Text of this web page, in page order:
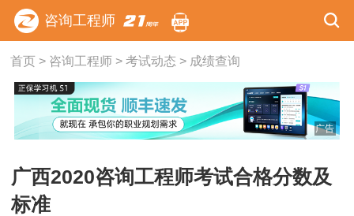
咨询工程师
首页> 咨询工程师> 考试动态 > 成绩查询
广告
广西2020咨询工程师考试合格分数及
标准